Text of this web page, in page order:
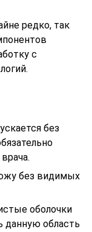
редко, так
с
без
без видимых
оболочки
данную область